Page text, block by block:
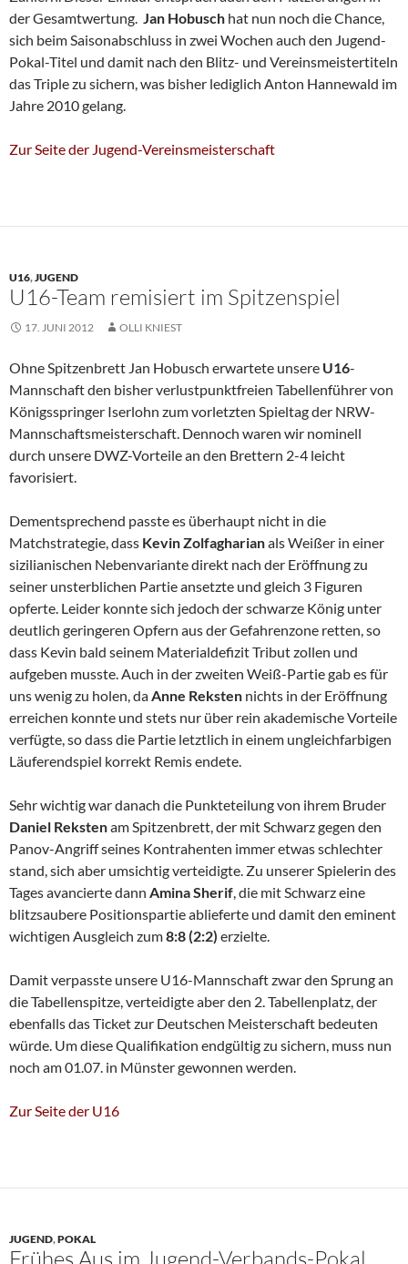
der Gesamtwertung. Jan Hobusch hat nun noch die Chance,
sich beim Saisonabschluss in zwei Wochen auch den Jugend-
Pokal-Titel und damit nach den Blitz- und Vereinsmeistertiteln
das Triple zu sichern, was bisher lediglich Anton Hannewald im
Jahre 2010 gelang.
Zur Seite der Jugend-Vereinsmeisterschaft
U16,JUGEND
U16-Team remisiert im Spitzenspiel
17. JUNI 2012 OLLI KNIEST
Ohne Spitzenbrett Jan Hobusch erwartete unsere U16-
Mannschaft den bisher verlustpunktfreien Tabellenführer von
Königsspringer Iserlohn zum vorletzten Spieltag der NRW-
Mannschaftsmeisterschaft. Dennoch waren wir nominell
durch unsere DWZ-Vorteile an den Brettern 2-4 leicht
favorisiert.
Dementsprechend passte es überhaupt nicht in die
Matchstrategie, dass Kevin Zolfagharianals Weißer in einer
sizilianischen Nebenvariante direkt nach der Eröffnung zu
seiner unsterblichen Partie ansetzte und gleich 3 Figuren
opferte. Leider konnte sich jedoch der schwarze König unter
deutlich geringeren Opfern aus der Gefahrenzone retten, so
dass Kevin bald seinem Materialdefizit Tribut zollen und
aufgeben musste. Auch in der zweiten Weiß-Partie gab es für
uns wenig zu holen, daAnne Reksten nichts in der Eröffnung
erreichen konnte und stets nur über rein akademische Vorteile
verfügte, so dass die Partie letztlich in einem ungleichfarbigen
Läuferendspiel korrekt Remis endete.
Sehr wichtig war danach die Punkteteilung von ihrem Bruder
Daniel Rekstenam Spitzenbrett, der mit Schwarz gegen den
Panov-Angriff seines Kontrahenten immer etwas schlechter
stand, sich aber umsichtig verteidigte. Zu unserer Spielerin des
Tages avancierte dann Amina Sherif, die mit Schwarz eine
blitzsaubere Positionspartie ablieferte und damit den eminent
wichtigen Ausgleich zum8:8 (2:2) erzielte.
Damit verpasste unsere U16-Mannschaft zwar den Sprung an
die Tabellenspitze, verteidigte aber den 2. Tabellenplatz, der
ebenfalls das Ticket zur Deutschen Meisterschaft bedeuten
würde. Um diese Qualifikation endgültig zu sichern, muss nun
noch am 01.07. in Münster gewonnen werden.
Zur Seite der U16
JUGEND,POKAL